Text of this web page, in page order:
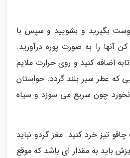
بگیرید و بشویید و سپس با
آنها را به صورت پوره درآورید.
اضافه کنید و روی حرارت ملایم
که عطر سیر بلند گردد. حواستان
چون سریع می سوزد و سیاه
تیز خرد کنید. مغز گردو نباید
باید به مقدار ای باشد که موقع